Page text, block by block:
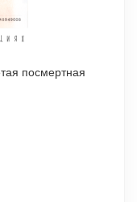
посмертная